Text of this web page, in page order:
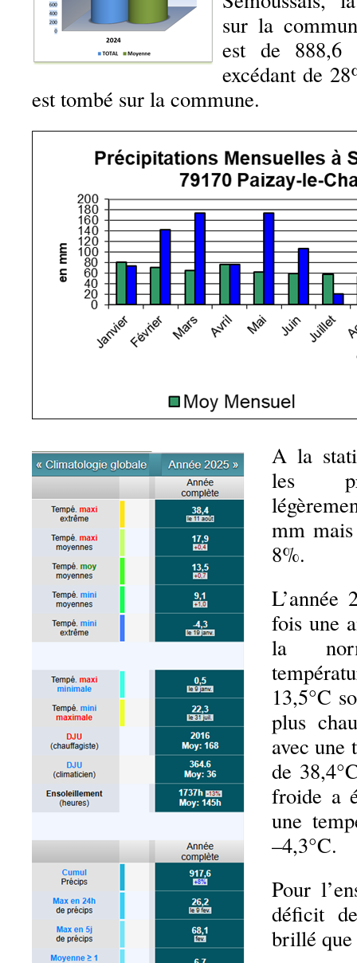
sur la
est de 888,6
excédant de
est tombé sur la commune.
A la
les
mm
8%.
L’année
fois une
la
13,5°C
plus
avec une
de
froide a
une
–4,3°C.
Pour
déficit
brillé que